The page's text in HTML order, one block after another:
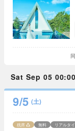
Sat Sep 05
9/5 (土)
残席 無料 リアルタ